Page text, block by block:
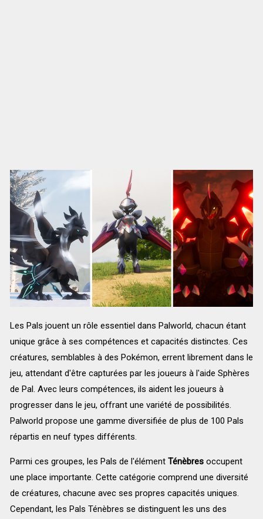
Les Pals jouent un rôle essentiel dans Palworld, chacun étant
unique grâce à ses compétences et capacités distinctes. Ces
créatures, semblables à des Pokémon, errent librement dans le
jeu, attendant d'être capturées par les joueurs à l'aide Sphères
de Pal. Avec leurs compétences, ils aident les joueurs à
progresser dans le jeu, offrant une variété de possibilités.
Palworld propose une gamme diversifiée de plus de 100 Pals
répartis en neuf types différents.
Parmi ces groupes, les Pals de l'élément Ténèbres occupent
une place importante. Cette catégorie comprend une diversité
de créatures, chacune avec ses propres capacités uniques.
Cependant, les Pals Ténèbres se distinguent les uns des